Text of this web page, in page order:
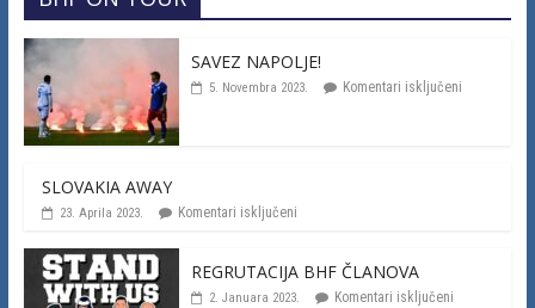
SAVEZ NAPOLJE!
5. Novembra 2023. Komentari isključeni
SLOVAKIA AWAY
23. Aprila 2023. Komentari isključeni
REGRUTACIJA BHF ČLANOVA
2. Januara 2023. Komentari isključeni